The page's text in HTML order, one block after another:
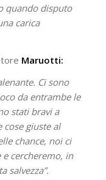
quando disputo
carica
Maruotti:
Ci sono
da entrambe le
stati bravi a
cose giuste al
chance, noi ci
cercheremo, in
salvezza”.